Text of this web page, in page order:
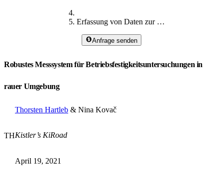
Erfassung von Daten zur Straßenbelastung
Anfrage senden
Robustes Messsystem für Betriebsfestigkeitsuntersuchungen in
rauer Umgebung
TH
Thorsten Hartleb & Nina Kovač
Kistler’s KiRoad
April 19, 2021